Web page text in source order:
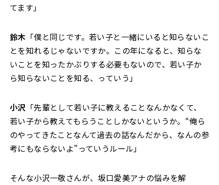
てます」
鈴木 「僕と同じです。若い子と一緒にいると知らないこ
とを知れるじゃないですか。この年になると、知らな
いことを知ったかぶりする必要もないので、若い子か
ら知らないことを知る、っていう」
小沢 「先輩として若い子に教えることなんかなくて、
若い子から教えてもらうことしかないというか。“俺ら
のやってきたことなんて過去の話なんだから、なんの参
考にもならないよ”っていうルール」
そんな小沢一敬さんが、坂口愛美アナの悩みを解